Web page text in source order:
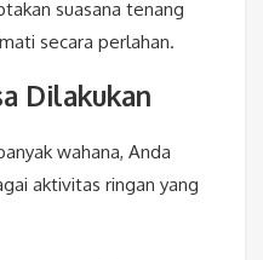
suasana tenang
secara perlahan.
Dilakukan
wahana, Anda
aktivitas ringan yang